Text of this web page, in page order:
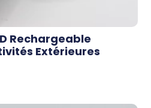
Rechargeable
Extérieures